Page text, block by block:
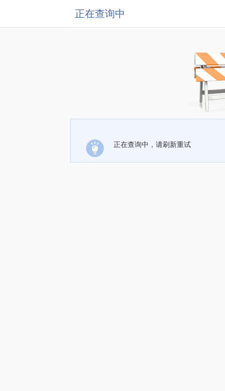
正在查询中
正在查询中，请刷新重试